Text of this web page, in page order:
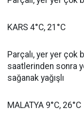
KARS 4°C, 21°C
Parçalı, yer yer çok
saatlerinden sonra
sağanak yağışlı
MALATYA 9°C, 26°C